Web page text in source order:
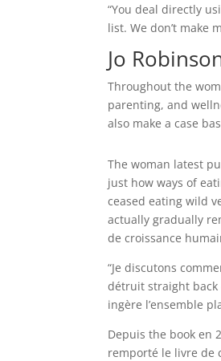
“You deal directly
list. We don’t make
Jo
Throughout the
parenting, and
also make a case
The woman latest
just how ways of
ceased eating wild
actually gradually
de croissance
“Je discutons
détruit straight back
ingère l’ensemble
Depuis the book en
remporté le livre de